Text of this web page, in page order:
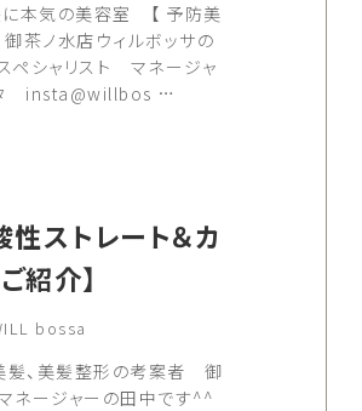
に本気の美容室 【 予防美
茶ノ水店ウィルボッサの
ペシャリスト マネージャ
タ insta@willbos …
性ストレート＆カ
紹介】
bossa
髪、美髪整形の考案者 御
ネージャーの田中です^^